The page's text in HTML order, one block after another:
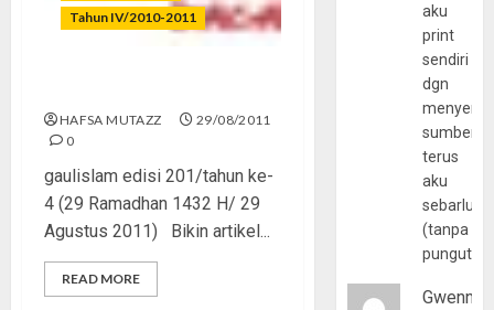
Tahun IV/2010-2011
HAFSA MUTAZZ
29/08/2011
0
gaulislam edisi 201/tahun ke-
4 (29 Ramadhan 1432 H/ 29
Agustus 2011) Bikin artikel...
READ MORE
aku
print
sendiri
dgn
sumber
terus
aku
(tanpa
Gwenny